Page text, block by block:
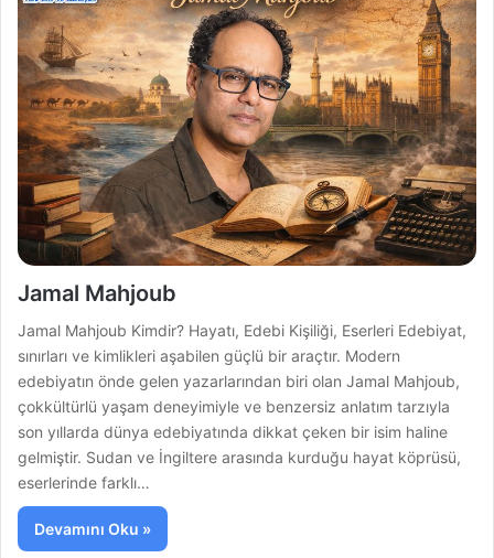
Jamal Mahjoub
Jamal Mahjoub Kimdir? Hayatı, Edebi Kişiliği, Eserleri Edebiyat,
sınırları ve kimlikleri aşabilen güçlü bir araçtır. Modern
edebiyatın önde gelen yazarlarından biri olan Jamal Mahjoub,
çokkültürlü yaşam deneyimiyle ve benzersiz anlatım tarzıyla
son yıllarda dünya edebiyatında dikkat çeken bir isim haline
gelmiştir. Sudan ve İngiltere arasında kurduğu hayat köprüsü,
eserlerinde farklı…
Devamını Oku »